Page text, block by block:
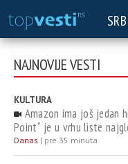
NAJNOVIJE VESTI
KULTURA
Amazon ima još jedan
Point“ je u vrhu liste
Danas | pre 35 minuta